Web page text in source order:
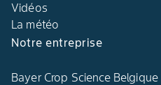
Vidéos
La météo
Notre entreprise
Bayer Crop Science Belgique